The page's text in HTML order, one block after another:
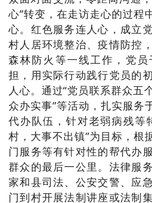
心”转变，在走访走心的过程
心。红色服务连人心，成立
村人居环境整治、疫情防控
森林防火等一线工作，党
担，用实际行动践行党员的
人心。通过“党员联系群众五
众办实事”等活动，扎实服务
代办队伍，针对老弱病残等
村，大事不出镇”为目标，根
门服务等有针对性的帮代办
群众的最后一公里。法律服
家和县司法、公安交警、应
门到村开展法制讲座或法制